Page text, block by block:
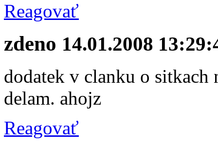
Reagovať
zdeno 14.01.2008
dodatek v clanku o
delam. ahojz
Reagovať